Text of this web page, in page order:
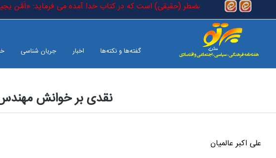
رفتن به محتوای اصلی
که او (مهدی (علیه السلام)) مضطر (حقیقی) است که در کتاب خدا آمده می فرماید: «اَمَّن
گفته‌ها و نکته‌ها اخبار جریان شناسی
صفحه آخر
نقدی بر خوانش
علی اکبر عالمیان